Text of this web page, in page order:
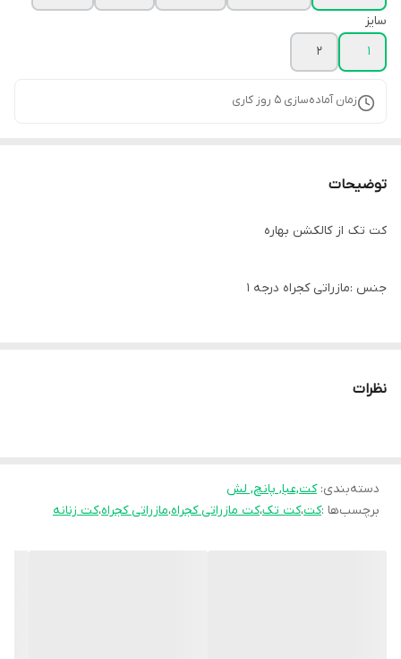
سایز
1
2
زمان آماده‌سازی 5 روز کاری
توضیحات
کت تک از کالکشن بهاره
جنس :مازراتی کجراه درجه 1
سایز ۲ (مناسب ۴۴تا۴۸)
نظرات
دسته‌بندی:کت,عبا, پانچ, لش
برچسب‌ها :کت،کت تک،کت مازراتی کجراه،مازراتی کجراه،کت زنانه